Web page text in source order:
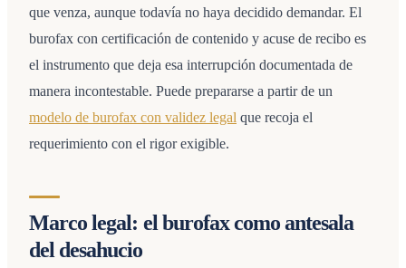
que venza, aunque todavía no haya decidido demandar. El
burofax con certificación de contenido y acuse de recibo es
el instrumento que deja esa interrupción documentada de
manera incontestable. Puede prepararse a partir de un
modelo de burofax con validez legal que recoja el
requerimiento con el rigor exigible.
Marco legal: el burofax como antesala
del desahucio